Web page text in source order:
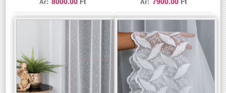
Ár: Ft Ár: Ft